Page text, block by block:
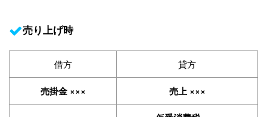
売り上げ時
借方 貸方
売掛金 ××× 売上 ×××